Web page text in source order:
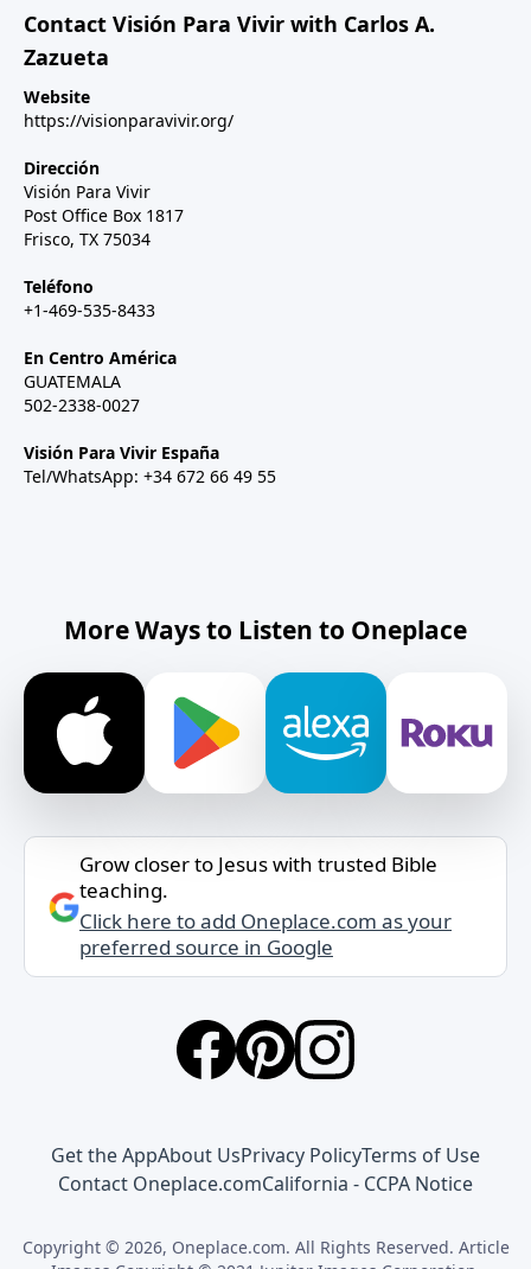
Contact Visión Para Vivir with Carlos A.
Zazueta
Website
https://visionparavivir.org/
Dirección
Visión Para Vivir
Post Office Box 1817
Frisco, TX 75034
Teléfono
+1-469-535-8433
En Centro América
GUATEMALA
502-2338-0027
Visión Para Vivir España
Tel/WhatsApp: +34 672 66 49 55
More Ways to Listen to Oneplace
Grow closer to Jesus with trusted Bible
teaching.
Click here to add Oneplace.com as your
preferred source in Google
Get the AppAbout UsPrivacy PolicyTerms of Use
Contact Oneplace.comCalifornia - CCPA Notice
Copyright © 2026, Oneplace.com. All Rights Reserved. Article